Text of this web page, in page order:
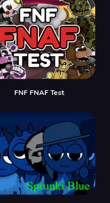
FNF FNAF Test